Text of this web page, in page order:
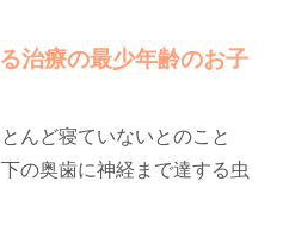
治療の最少年齢のお子
んど寝ていないとのこと
の奥歯に神経まで達する虫